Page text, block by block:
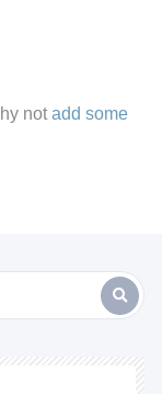
not add some